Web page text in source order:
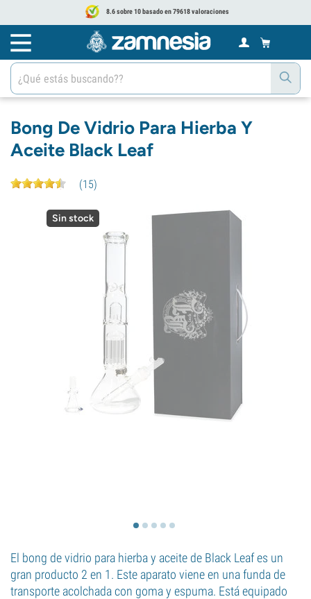
8.6 sobre 10 basado en 79618 valoraciones
Bong De Vidrio Para Hierba Y
Aceite Black Leaf
(15)
Sin stock
El bong de vidrio para hierba y aceite de Black Leaf es un
gran producto 2 en 1. Este aparato viene en una funda de
transporte acolchada con goma y espuma. Está equipado